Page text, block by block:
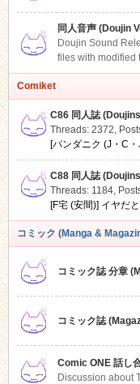
同人音声 (Doujin
Doujin Sound
files with modified
Comiket
C86 同人誌
Threads: 2372,
[パンダニク (J・C
C88 同人誌
Threads: 1184,
[F宅 (安間)] イヤだ
コミック (Manga &
コミック誌 分章
コミック誌
Comic ONE 話し
Discussion about